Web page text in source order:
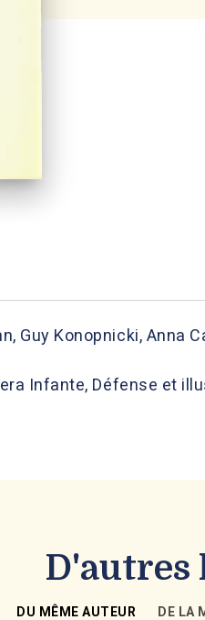
Guy Konopnicki, Anna
Infante, Défense et
D'autres
DU MÊME AUTEUR DE LA